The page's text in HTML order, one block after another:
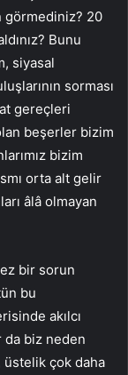
görmediniz? 20
Bunu
siyasal
sorması
gereçleri
beşerler bizim
bizim
orta alt gelir
âlâ olmayan
bir sorun
bu
akılcı
biz neden
üstelik çok daha